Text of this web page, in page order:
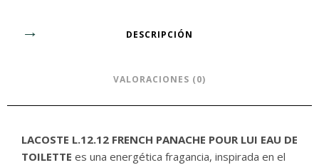
DESCRIPCIÓN
VALORACIONES (0)
LACOSTE L.12.12 FRENCH PANACHE POUR LUI EAU DE
TOILETTE es una energética fragancia, inspirada en el